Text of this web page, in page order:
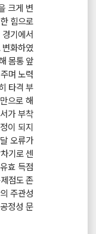
크게 변
힘으로
기에서
화하였
몸통 앞
며 노력
타격 부
으로 해
가 부착
이 되지
오류가
기로 센
효 득점
점도 존
주관성
정성 문